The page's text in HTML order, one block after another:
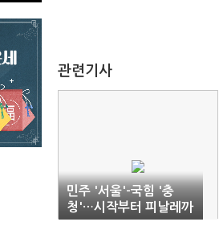
관련기사
민주 '서울'-국힘 '충
청'…시작부터 피날레까
지 달랐다